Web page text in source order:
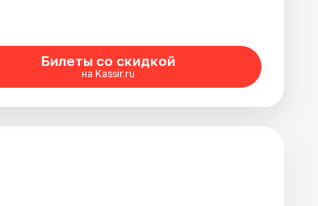
Билеты со скидкой
на Kassir.ru